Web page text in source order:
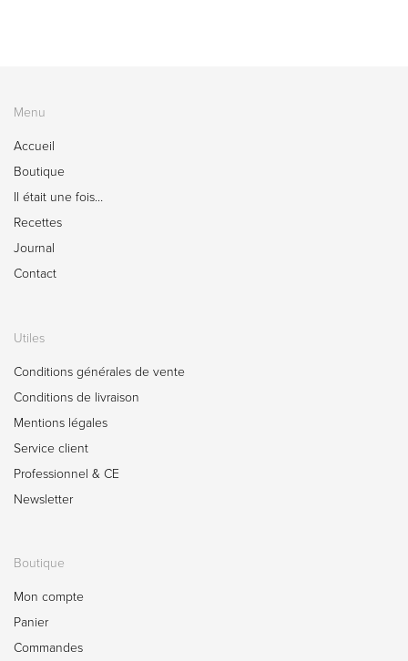
Menu
Accueil
Boutique
Il était une fois…
Recettes
Journal
Contact
Utiles
Conditions générales de vente
Conditions de livraison
Mentions légales
Service client
Professionnel & CE
Newsletter
Boutique
Mon compte
Panier
Commandes